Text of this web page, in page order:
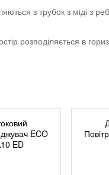
з трубок з міді з
розподіляється в
ECO
ED